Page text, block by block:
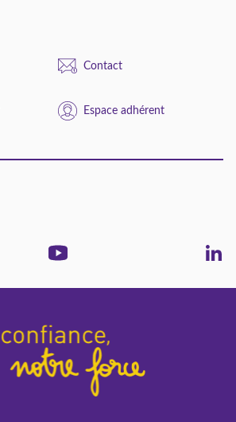
Contact
Espace adhérent